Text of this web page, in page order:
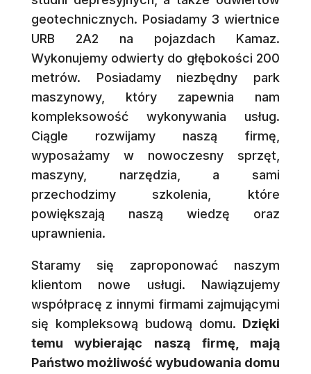
geotechnicznych. Posiadamy 3 wiertnice
URB 2A2 na pojazdach Kamaz.
Wykonujemy odwierty do głębokości 200
metrów. Posiadamy niezbędny park
maszynowy, który zapewnia nam
kompleksowość wykonywania usług.
Ciągle rozwijamy naszą firmę,
wyposażamy w nowoczesny sprzęt,
maszyny, narzędzia, a sami
przechodzimy szkolenia, które
powiększają naszą wiedzę oraz
uprawnienia.
Staramy się zaproponować naszym
klientom nowe usługi. Nawiązujemy
współpracę z innymi firmami zajmującymi
się kompleksową budową domu. Dzięki
temu wybierając naszą firmę, mają
Państwo możliwość wybudowania domu